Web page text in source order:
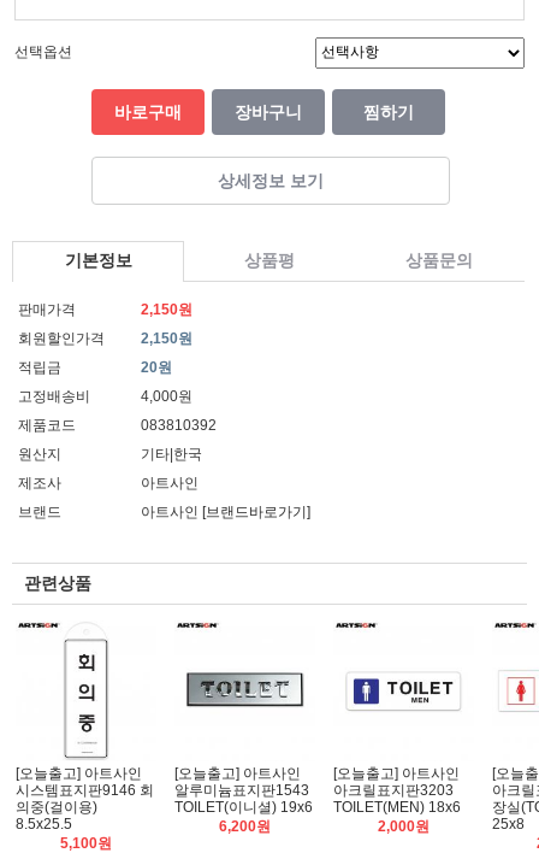
선택옵션
바로구매 장바구니 찜하기
상세정보 보기
기본정보 상품평 상품문의
판매가격
2,150원
회원할인가격
2,150원
적립금
20원
고정배송비
4,000원
제품코드
083810392
원산지
기타|한국
제조사
아트사인
브랜드
아트사인 [브랜드바로가기]
관련상품
[오늘출고] 아트사인
시스템표지판9146 회
의중(걸이용)
8.5x25.5
5,100원
[오늘출고] 아트사인
알루미늄표지판1543
TOILET(이니셜) 19x6
6,200원
[오늘출고] 아트사인
아크릴표지판3203
TOILET(MEN) 18x6
2,000원
[오늘
아크
장실
25x8